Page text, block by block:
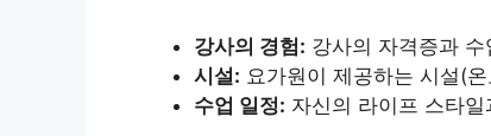
강사의 경험: 강사의 자격증과
시설: 요가원이 제공하는 시설(
수업 일정: 자신의 라이프 스타